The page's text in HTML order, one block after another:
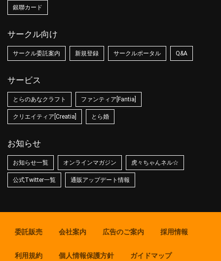
銀聯カード
サークル向け
サークル委託案内 新規登録 サークルポータル Q&A
サービス
とらのあなクラフト ファンティア[Fantia]
クリエイティア[Creatia] とら婚
お知らせ
お知らせ一覧 オンラインマガジン 虎々ちゃんネル☆
公式Twitter一覧 通販アップデート情報
委託販売 会社案内 広告のご案内 採用情報
利用規約 個人情報保護方針 ガイドマップ